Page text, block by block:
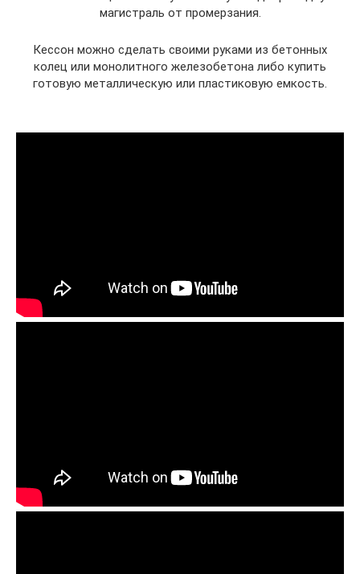
магистраль от промерзания.
Кессон можно сделать своими руками из бетонных
колец или монолитного железобетона либо купить
готовую металлическую или пластиковую емкость.